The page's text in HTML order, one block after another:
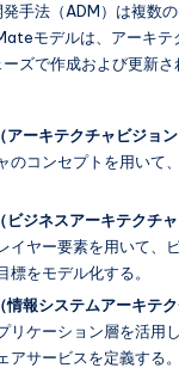
手法（ADM）は複数
モデルは、アーキテ
ズで作成および更新さ
アーキテクチャビジョン
のコンセプトを用いて
ビジネスアーキテクチャ
イヤー要素を用いて、
標をモデル化する。
情報システムアーキテク
リケーション層を活用
アサービスを定義する。